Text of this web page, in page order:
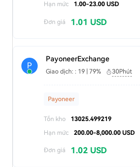
Hạn mức
1.00-23.00 USD
Đơn giá 1.01 USD
P
PayoneerExchange
Giao dịch: : 19 | 79% 30Phút
Payoneer
Tồn kho
13025.499219
Hạn mức
200.00-8,000.00 USD
Đơn giá 1.02 USD